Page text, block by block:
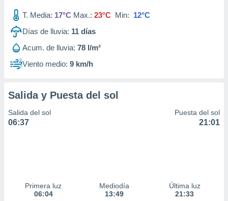
T. Media: 17°C Max.: 23°C Min: 12°C
Días de lluvia: 11 días
Acum. de lluvia: 78 l/m²
Viento medio: 9 km/h
Salida y Puesta del sol
Salida del sol
06:37
Puesta del sol
21:01
Primera luz
06:04
Mediodía
13:49
Última luz
21:33